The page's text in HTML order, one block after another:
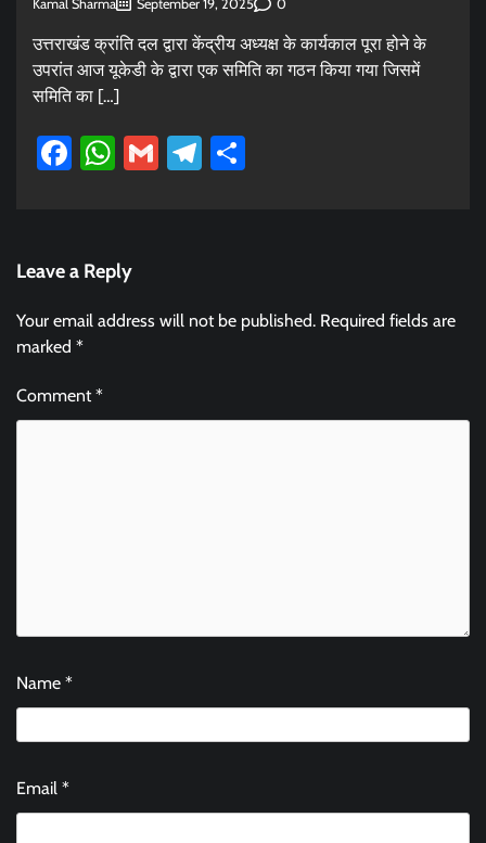
Kamal Sharma September 19, 2025 0
उत्तराखंड क्रांति दल द्वारा केंद्रीय अध्यक्ष के कार्यकाल पूरा होने के
उपरांत आज यूकेडी के द्वारा एक समिति का गठन किया गया जिसमें
समिति का […]
Facebook
WhatsApp
GmailTelegram
Leave a Reply
Your email address will not be published. Required fields are
marked *
Comment*
Name *
Email *